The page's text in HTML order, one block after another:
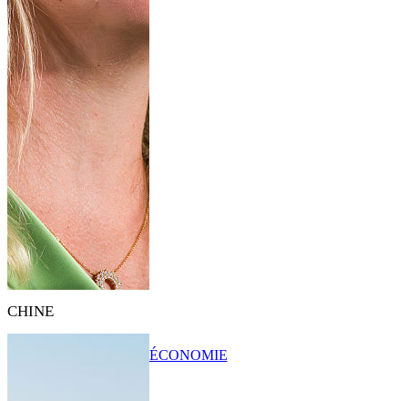
CHINE
ÉCONOMIE